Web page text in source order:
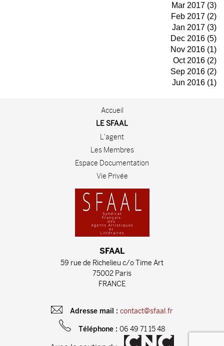
Mar 2017 (3)
Feb 2017 (2)
Jan 2017 (3)
Dec 2016 (5)
Nov 2016 (1)
Oct 2016 (2)
Sep 2016 (2)
Jun 2016 (1)
Accueil
LE SFAAL
L'agent
Les Membres
Espace Documentation
Vie Privée
SFAAL
59 rue de Richelieu c/o Time Art
75002 Paris
FRANCE
Adresse mail : contact@sfaal.fr
Téléphone : 06 49 71 15 48